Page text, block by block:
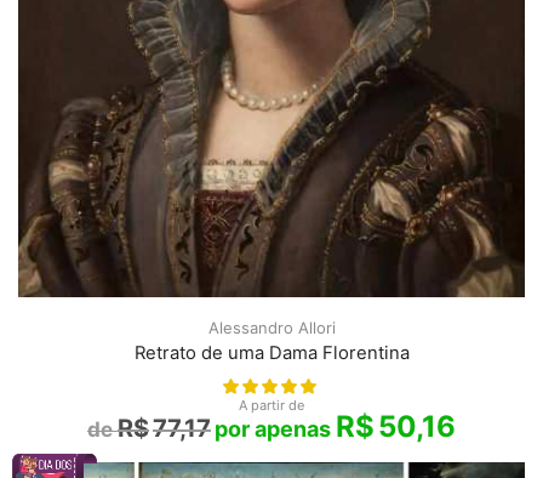
Alessandro Allori
Retrato de uma Dama Florentina
A partir de
R$77,17 R$50,16